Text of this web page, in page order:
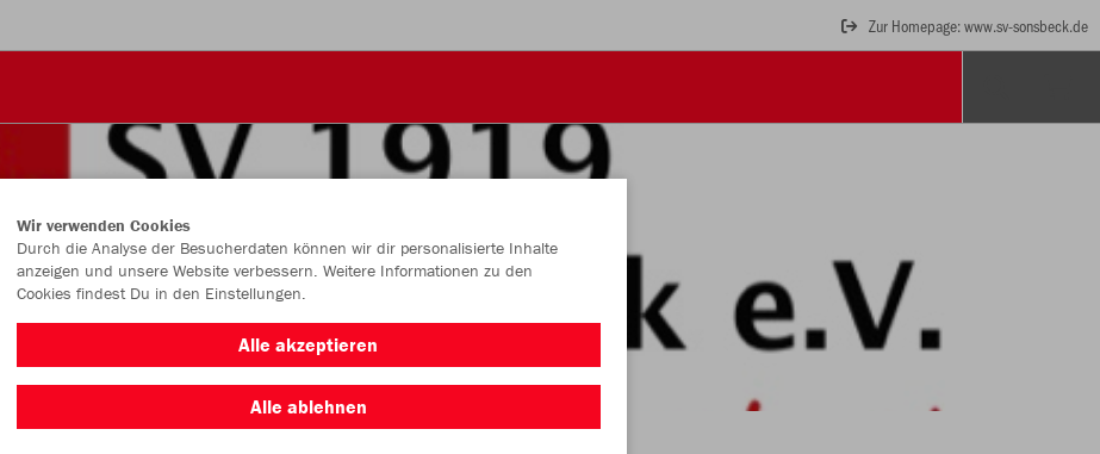
Zur Homepage: www.sv-sonsbeck.de
Wir verwenden Cookies
Durch die Analyse der Besucherdaten können wir dir personalisierte Inhalte
anzeigen und unsere Website verbessern. Weitere Informationen zu den
Cookies findest Du in den Einstellungen.
Alle akzeptieren
Alle ablehnen